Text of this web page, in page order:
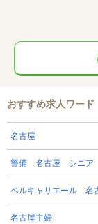
おすすめ求人ワード
名古屋
警備 名古屋 シニ
ベルキャリエール 名
名古屋主婦